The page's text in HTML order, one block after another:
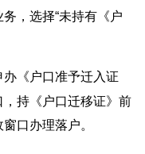
，选择“未持有《户
《户口准予迁入证
持《户口迁移证》前
口办理落户。